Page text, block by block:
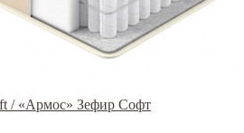
/ «Армос» Зефир Софт